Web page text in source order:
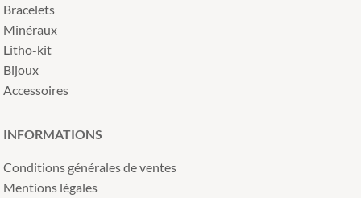
Bracelets
Minéraux
Litho-kit
Bijoux
Accessoires
INFORMATIONS
Conditions générales de ventes
Mentions légales